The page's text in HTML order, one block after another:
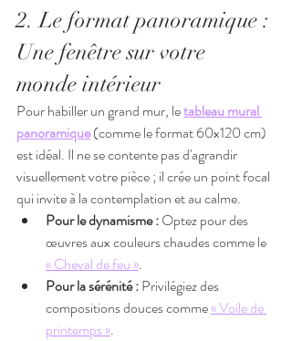
2. Le format panoramique :
Une fenêtre sur votre
monde intérieur
Pour habiller un grand mur, le tableau mural
panoramique (comme le format 60x120 cm)
est idéal. Il ne se contente pas d'agrandir
visuellement votre pièce ; il crée un point focal
qui invite à la contemplation et au calme.
Pour le dynamisme : Optez pour des
œuvres aux couleurs chaudes comme le
« Cheval de feu ».
Pour la sérénité : Privilégiez des
compositions douces comme « Voile de
printemps ».